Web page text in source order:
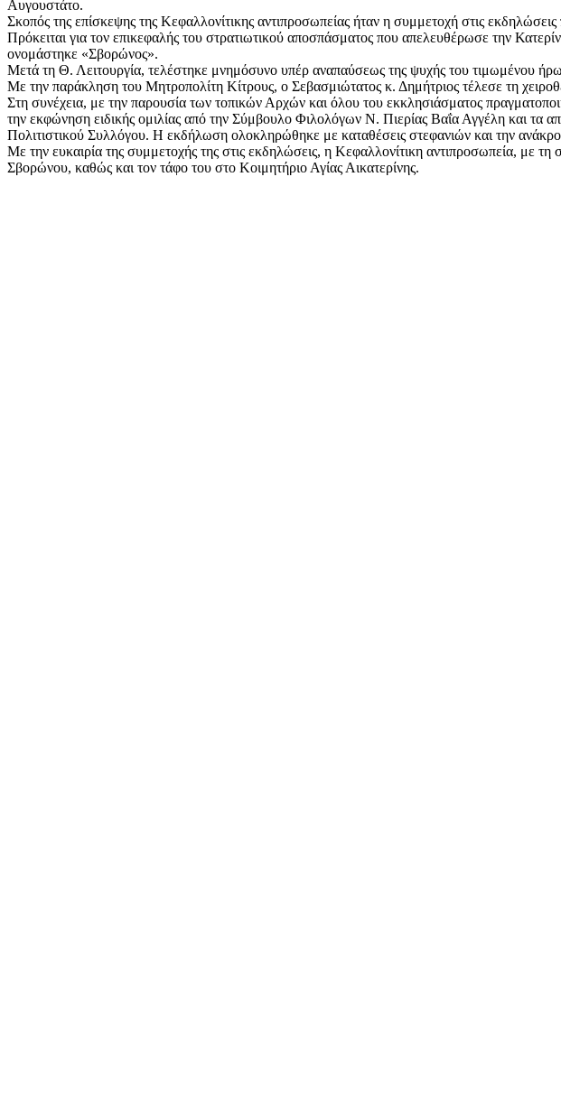
Αυγουστάτο.
Σκοπός της επίσκεψης της Κεφαλλονίτικης αντιπροσωπείας ήταν η συμμετοχή στις
Πρόκειται για τον επικεφαλής του στρατιωτικού αποσπάσματος που απελευθέρωσε την
ονομάστηκε «Σβορώνος».
Μετά τη Θ. Λειτουργία, τελέστηκε μνημόσυνο υπέρ αναπαύσεως της ψυχής του τιμωμένου
Με την παράκληση του Μητροπολίτη Κίτρους, ο Σεβασμιώτατος κ. Δημήτριος τέλεσε τη
Στη συνέχεια, με την παρουσία των τοπικών Αρχών και όλου του εκκλησιάσματος
την εκφώνηση ειδικής ομιλίας από την Σύμβουλο Φιλολόγων Ν. Πιερίας Βαΐα Αγγέλη και τα
Πολιτιστικού Συλλόγου. Η εκδήλωση ολοκληρώθηκε με καταθέσεις στεφανιών και την
Με την ευκαιρία της συμμετοχής της στις εκδηλώσεις, η Κεφαλλονίτικη αντιπροσωπεία, με
Σβορώνου, καθώς και τον τάφο του στο Κοιμητήριο Αγίας Αικατερίνης.